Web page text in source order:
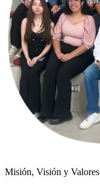
Misión, Visión y Valores